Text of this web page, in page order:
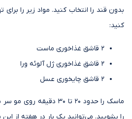
بدون قند را انتخاب کنید. مواد زیر را
کنید:
2 قاشق غذاخوری ماست
2 قاشق غذاخوری ژل آلوئه ورا
2 قاشق چایخوری عسل
ماسک را حدود 20 تا 30
را بشویید. می‌توانید یک بار در هفته از